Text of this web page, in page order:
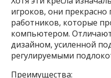
игроков, они
работников, которые
компьютером.
дизайном, усиленной
регулируемыми
Преимущества: